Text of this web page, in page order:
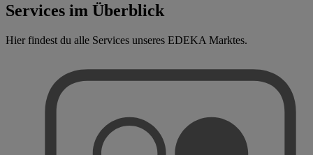
Services im Überblick
Hier findest du alle Services unseres EDEKA Marktes.